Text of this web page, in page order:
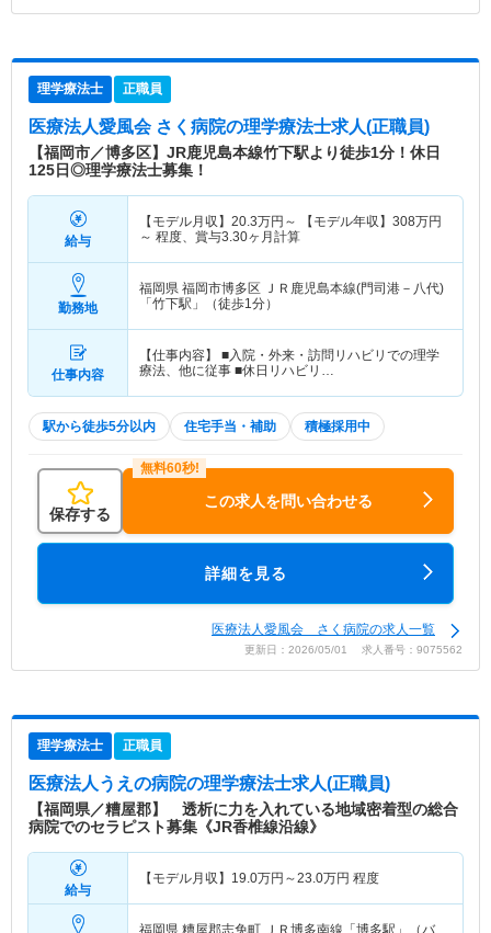
理学療法士 正職員
医療法人愛風会 さく病院の理学療法士求人(正職員)
【福岡市／博多区】JR鹿児島本線竹下駅より徒歩1分！休日
125日◎理学療法士募集！
給与
【モデル月収】 20.3万円～ 【モデル年収】 308万円
～ 程度、賞与3.30ヶ月計算
勤務地
福岡県 福岡市博多区
ＪＲ鹿児島本線(門司港－八代)
「竹下駅」（徒歩1分）
仕事内容
【仕事内容】 ■入院・外来・訪問リハビリでの理学
療法、他に従事 ■休日リハビリ…
駅から徒歩5分以内 住宅手当・補助 積極採用中
保存する
この求人を問い合わせる
詳細を見る
医療法人愛風会 さく病院の求人一覧
更新日：2026/05/01 求人番号：9075562
理学療法士 正職員
医療法人うえの病院の理学療法士求人(正職員)
【福岡県／糟屋郡】 透析に力を入れている地域密着型の総合
病院でのセラピスト募集《JR香椎線沿線》
給与
【モデル月収】 19.0万円～23.0万円 程度
福岡県 糟屋郡志免町
ＪＲ博多南線「博多駅」（バ